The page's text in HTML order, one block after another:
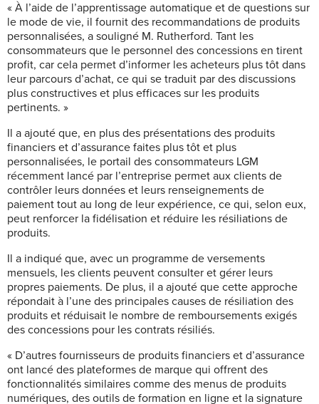
« À l’aide de l’apprentissage automatique et de questions sur
le mode de vie, il fournit des recommandations de produits
personnalisées, a souligné M. Rutherford. Tant les
consommateurs que le personnel des concessions en tirent
profit, car cela permet d’informer les acheteurs plus tôt dans
leur parcours d’achat, ce qui se traduit par des discussions
plus constructives et plus efficaces sur les produits
pertinents. »
Il a ajouté que, en plus des présentations des produits
financiers et d’assurance faites plus tôt et plus
personnalisées, le portail des consommateurs LGM
récemment lancé par l’entreprise permet aux clients de
contrôler leurs données et leurs renseignements de
paiement tout au long de leur expérience, ce qui, selon eux,
peut renforcer la fidélisation et réduire les résiliations de
produits.
Il a indiqué que, avec un programme de versements
mensuels, les clients peuvent consulter et gérer leurs
propres paiements. De plus, il a ajouté que cette approche
répondait à l’une des principales causes de résiliation des
produits et réduisait le nombre de remboursements exigés
des concessions pour les contrats résiliés.
« D’autres fournisseurs de produits financiers et d’assurance
ont lancé des plateformes de marque qui offrent des
fonctionnalités similaires comme des menus de produits
numériques, des outils de formation en ligne et la signature